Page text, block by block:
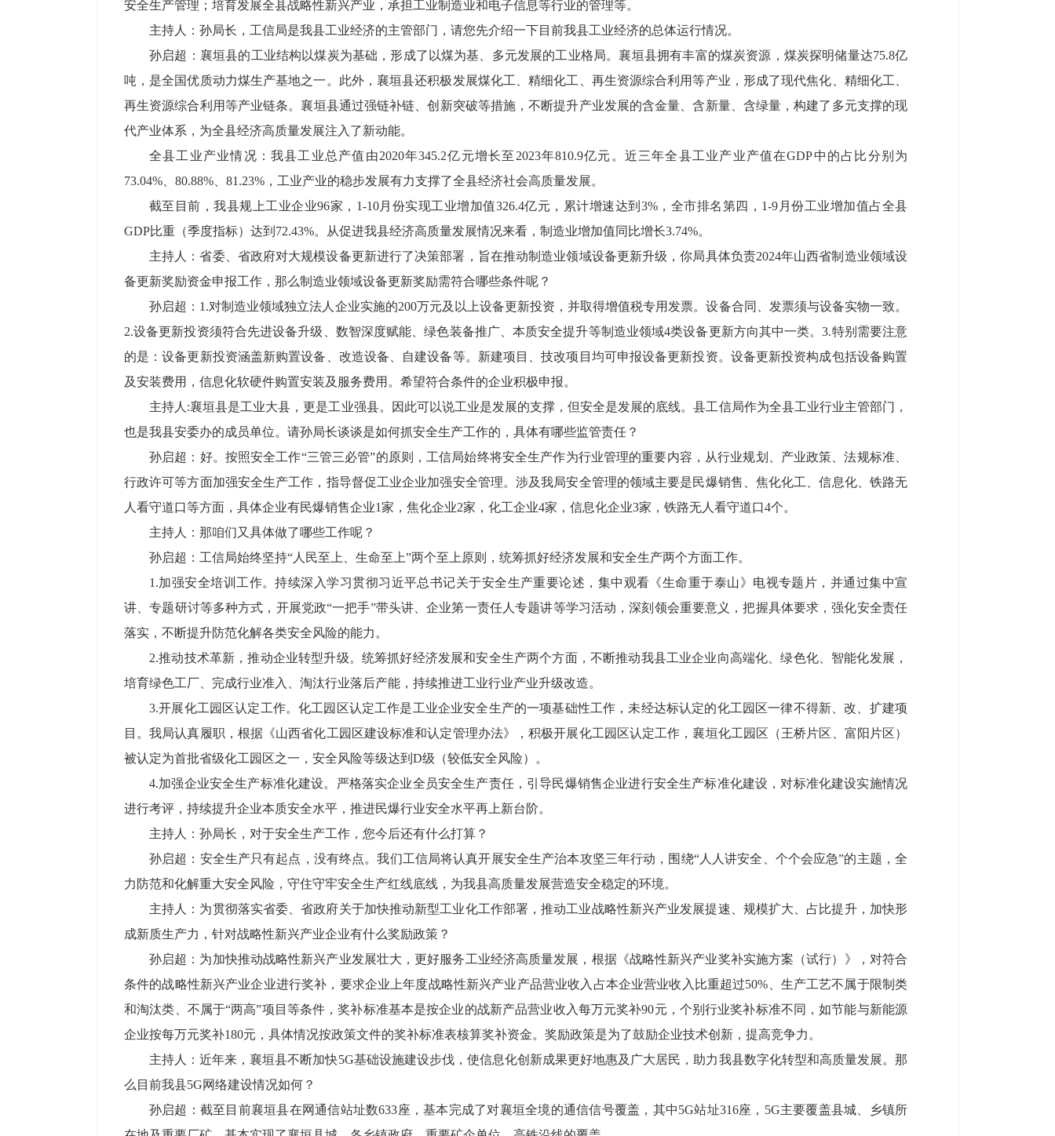
安全生产管理；培育发展全县战略性新兴产业，承担工业制造业和电子信息等行业的管理等。
主持人：孙局长，工信局是我县工业经济的主管部门，请您先介绍一下目前我县工业经济的总体运行情况。
孙启超：‌襄垣县的工业结构以煤炭为基础，形成了以煤为基、多元发展的工业格局‌。襄垣县拥有丰富的煤炭资源，煤炭探明储量达75.8亿
吨，是全国优质动力煤生产基地之一。此外，襄垣县还积极发展煤化工、精细化工、再生资源综合利用等产业，形成了现代焦化、精细化工、
再生资源综合利用等产业链条‌。襄垣县通过强链补链、创新突破等措施，不断提升产业发展的含金量、含新量、含绿量，构建了多元支撑的现
代产业体系，为全县经济高质量发展注入了新动能。
全县工业产业情况：我县工业总产值由2020年345.2亿元增长至2023年810.9亿元。近三年全县工业产业产值在GDP中的占比分别为
73.04%、80.88%、81.23%，工业产业的稳步发展有力支撑了全县经济社会高质量发展。
截至目前，我县规上工业企业96家，1-10月份实现工业增加值326.4亿元，累计增速达到3%，全市排名第四，1-9月份工业增加值占全县
GDP比重（季度指标）达到72.43%。从促进我县经济高质量发展情况来看，制造业增加值同比增长3.74%。
主持人：省委、省政府对大规模设备更新进行了决策部署，旨在推动制造业领域设备更新升级，你局具体负责2024年山西省制造业领域设
备更新奖励资金申报工作，那么制造业领域设备更新奖励需符合哪些条件呢？
孙启超：1.对制造业领域独立法人企业实施的200万元及以上设备更新投资，并取得增值税专用发票。设备合同、发票须与设备实物一致。
2.设备更新投资须符合先进设备升级、数智深度赋能、绿色装备推广、本质安全提升等制造业领域4类设备更新方向其中一类。3.特别需要注意
的是：设备更新投资涵盖新购置设备、改造设备、自建设备等。新建项目、技改项目均可申报设备更新投资。设备更新投资构成包括设备购置
及安装费用，信息化软硬件购置安装及服务费用。希望符合条件的企业积极申报。
主持人:襄垣县是工业大县，更是工业强县。因此可以说工业是发展的支撑，但安全是发展的底线。县工信局作为全县工业行业主管部门，
也是我县安委办的成员单位。请孙局长谈谈是如何抓安全生产工作的，具体有哪些监管责任？
孙启超：好。按照安全工作“三管三必管”的原则，工信局始终将安全生产作为行业管理的重要内容，从行业规划、产业政策、法规标准、
行政许可等方面加强安全生产工作，指导督促工业企业加强安全管理。涉及我局安全管理的领域主要是民爆销售、焦化化工、信息化、铁路无
人看守道口等方面，具体企业有民爆销售企业1家，焦化企业2家，化工企业4家，信息化企业3家，铁路无人看守道口4个。
主持人：那咱们又具体做了哪些工作呢？
孙启超：工信局始终坚持“人民至上、生命至上”两个至上原则，统筹抓好经济发展和安全生产两个方面工作。
1.加强安全培训工作。持续深入学习贯彻习近平总书记关于安全生产重要论述，集中观看《生命重于泰山》电视专题片，并通过集中宣
讲、专题研讨等多种方式，开展党政“一把手”带头讲、企业第一责任人专题讲等学习活动，深刻领会重要意义，把握具体要求，强化安全责任
落实，不断提升防范化解各类安全风险的能力。
2.推动技术革新，推动企业转型升级。统筹抓好经济发展和安全生产两个方面，不断推动我县工业企业向高端化、绿色化、智能化发展，
培育绿色工厂、完成行业准入、淘汰行业落后产能，持续推进工业行业产业升级改造。
3.开展化工园区认定工作。化工园区认定工作是工业企业安全生产的一项基础性工作，未经达标认定的化工园区一律不得新、改、扩建项
目。我局认真履职，根据《山西省化工园区建设标准和认定管理办法》，积极开展化工园区认定工作，襄垣化工园区（王桥片区、富阳片区）
被认定为首批省级化工园区之一，安全风险等级达到D级（较低安全风险）。
4.加强企业安全生产标准化建设。严格落实企业全员安全生产责任，引导民爆销售企业进行安全生产标准化建设，对标准化建设实施情况
进行考评，持续提升企业本质安全水平，推进民爆行业安全水平再上新台阶。
主持人：孙局长，对于安全生产工作，您今后还有什么打算？
孙启超：安全生产只有起点，没有终点。我们工信局将认真开展安全生产治本攻坚三年行动，围绕“人人讲安全、个个会应急”的主题，全
力防范和化解重大安全风险，守住守牢安全生产红线底线，为我县高质量发展营造安全稳定的环境。
主持人：为贯彻落实省委、省政府关于加快推动新型工业化工作部署，推动工业战略性新兴产业发展提速、规模扩大、占比提升，加快形
成新质生产力，针对战略性新兴产业企业有什么奖励政策？
孙启超：为加快推动战略性新兴产业发展壮大，更好服务工业经济高质量发展，根据《战略性新兴产业奖补实施方案（试行）》，对符合
条件的战略性新兴产业企业进行奖补，要求企业上年度战略性新兴产业产品营业收入占本企业营业收入比重超过50%、生产工艺不属于限制类
和淘汰类、不属于“两高”项目等条件，奖补标准基本是按企业的战新产品营业收入每万元奖补90元，个别行业奖补标准不同，如节能与新能源
企业按每万元奖补180元，具体情况按政策文件的奖补标准表核算奖补资金。奖励政策是为了鼓励企业技术创新，提高竞争力。
主持人：近年来，襄垣县不断加快5G基础设施建设步伐，使信息化创新成果更好地惠及广大居民，助力我县数字化转型和高质量发展。那
么目前我县5G网络建设情况如何？
孙启超：截至目前襄垣县在网通信站址数633座，基本完成了对襄垣全境的通信信号覆盖，其中5G站址316座，5G主要覆盖县城、乡镇所